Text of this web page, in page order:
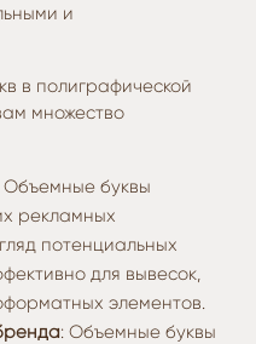
и
в полиграфической
множество
Объемные буквы
рекламных
потенциальных
для вывесок,
элементов.
: Объемные буквы